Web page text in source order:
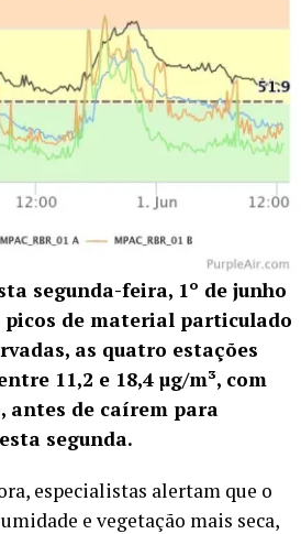
segunda-feira, 1º de junho
picos de material particulado
as quatro estações
11,2 e 18,4 µg/m³, com
antes de caírem para
segunda.
especialistas alertam que o
e vegetação mais seca,